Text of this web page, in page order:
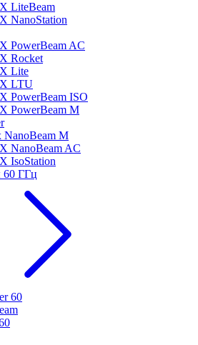
LiteBeam
NanoStation
PowerBeam AC
Rocket
Lite
LTU
PowerBeam ISO
PowerBeam M
NanoBeam M
NanoBeam AC
IsoStation
60 ГГц
60